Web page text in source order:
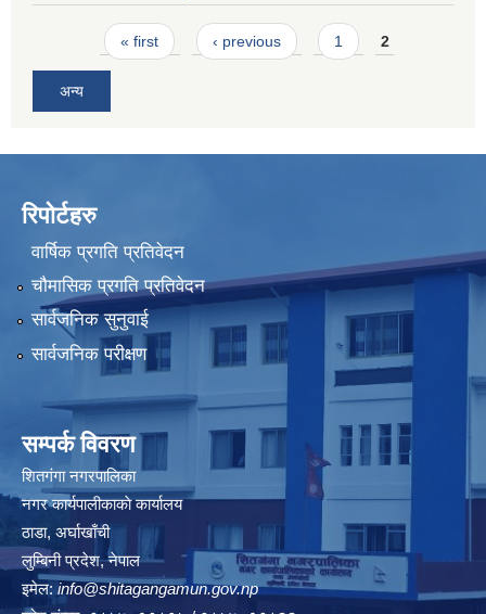
Pages« first ‹ previous 1 2
अन्य
रिपोर्टहरु
वार्षिक प्रगति प्रतिवेदन
चौमासिक प्रगति प्रतिवेदन
सार्वजनिक सुनुवाई
सार्वजनिक परीक्षण
सम्पर्क विवरण
शितगंगा नगरपालिका
नगर कार्यपालीकाकाे कार्यालय
ठाडा, अर्घाखाँची
लुम्बिनी प्रदेश, नेपाल
इमेल: info@shitagangamun.gov.np